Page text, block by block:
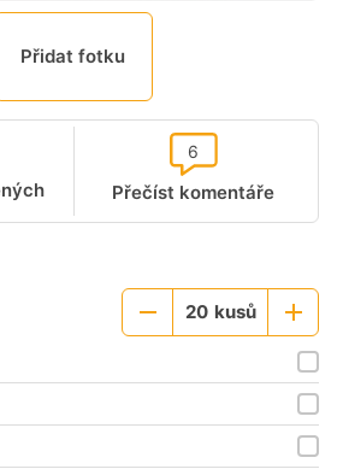
Přidat fotku
Přečíst komentáře
6
Menší20 kusů
Větší
porce